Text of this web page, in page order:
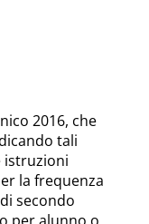
2016, che
tali
istruzioni
la frequenza
secondo